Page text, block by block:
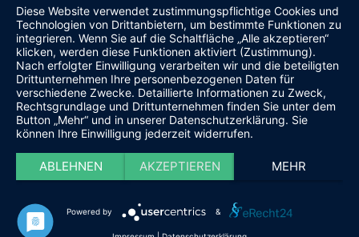
Diese Website verwendet zustimmungspflichtige Cookies und
Technologien von Drittanbietern, um bestimmte Funktionen zu
integrieren. Wenn Sie auf die Schaltfläche „Alle akzeptieren“
klicken, werden diese Funktionen aktiviert (Zustimmung).
Nach erfolgter Einwilligung verarbeiten wir und die beteiligten
Drittunternehmen Ihre personenbezogenen Daten für
verschiedene Zwecke. Detaillierte Informationen zu Zweck,
Rechtsgrundlage und Drittunternehmen finden Sie unter dem
Button „Mehr“ und in unserer Datenschutzerklärung. Sie
können Ihre Einwilligung jederzeit widerrufen.
ABLEHNEN AKZEPTIEREN MEHR
Powered by &